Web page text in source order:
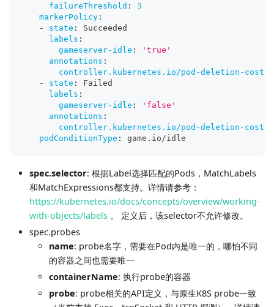
failureThreshold :
3
markerPolicy :
-
state :
Succeeded
labels :
gameserver-idle :
'true'
annotations :
controller.kubernetes.io/pod-deletion-cost
-
state :
Failed
labels :
gameserver-idle :
'false'
annotations :
controller.kubernetes.io/pod-deletion-cost
podConditionType : game.io/idle
spec.selector: 根据Label选择匹配的Pods，MatchLabels
和MatchExpressions都支持。详情请参考：
https://kubernetes.io/docs/concepts/overview/working-
with-objects/labels 。 定义后，该selector不允许修改。
spec.probes
name: probe名字，需要在Pod内是唯一的，哪怕不同
的容器之间也需要唯一
containerName: 执行probe的容器
probe: probe相关的API定义，与原生K8S probe一致